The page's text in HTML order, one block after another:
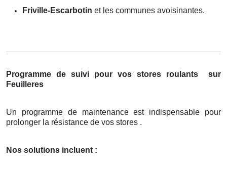
Friville-Escarbotin et les communes avoisinantes.
Programme de suivi pour vos stores roulants
sur
Feuilleres
Un programme de maintenance est indispensable pour
prolonger la résistance de vos stores .
Nos solutions incluent :